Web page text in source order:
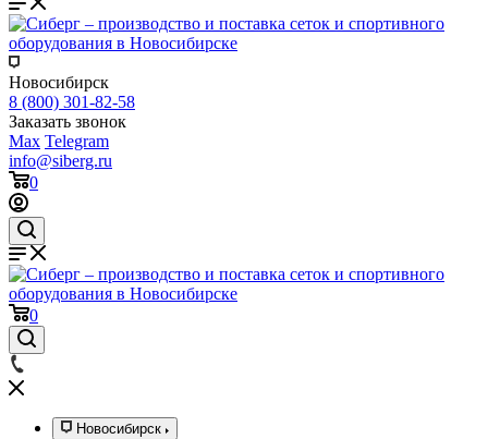
Новосибирск
8 (800) 301-82-58
Заказать звонок
Max Telegram
info@siberg.ru
0
0
Новосибирск